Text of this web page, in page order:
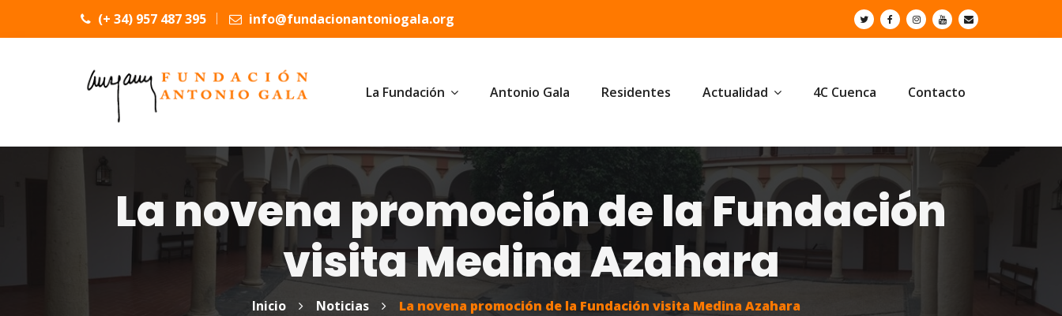
(+ 34) 957 487 395 info@fundacionantoniogala.org
La Fundación Antonio Gala Residentes Actualidad 4C Cuenca Contacto
La novena promoción de la Fundación
visita Medina Azahara
Inicio Noticias La novena promoción de la Fundación visita Medina Azahara